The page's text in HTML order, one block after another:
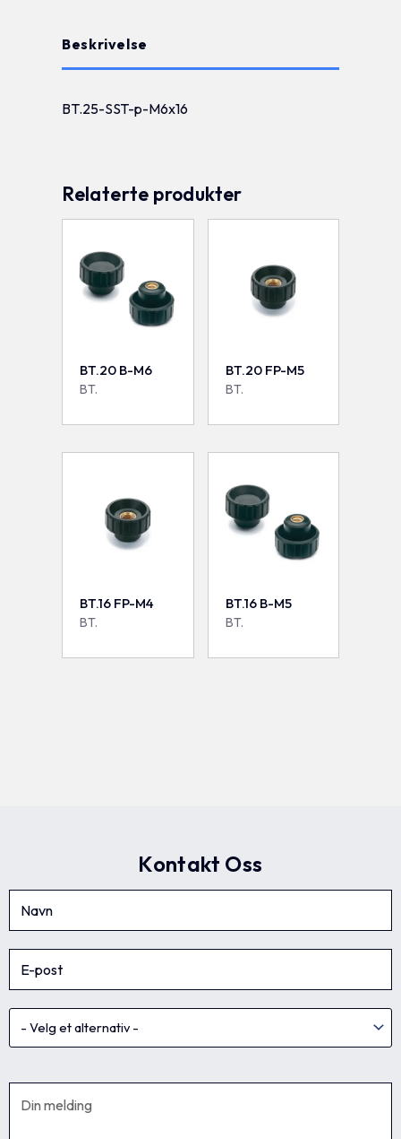
Beskrivelse
BT.25-SST-p-M6x16
Relaterte produkter
BT.20 B-M6
BT.
BT.20 FP-M5
BT.
BT.16 FP-M4
BT.
BT.16 B-M5
BT.
Kontakt Oss